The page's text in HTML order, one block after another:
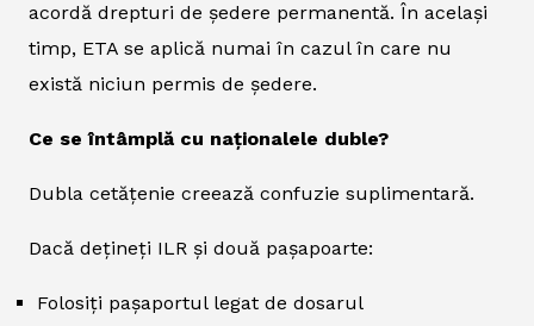
acordă drepturi de ședere permanentă. În același
timp, ETA se aplică numai în cazul în care nu
există niciun permis de ședere.
Ce se întâmplă cu naționalele duble?
Dubla cetățenie creează confuzie suplimentară.
Dacă dețineți ILR și două pașapoarte:
Folosiți pașaportul legat de dosarul